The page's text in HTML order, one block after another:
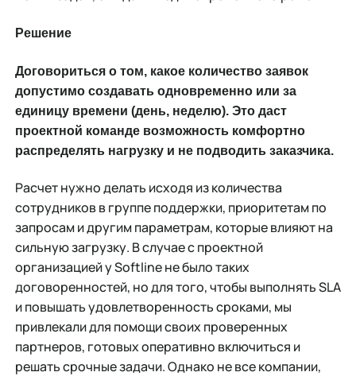
Решение
Договориться о том, какое количество заявок
допустимо создавать одновременно или за
единицу времени (день, неделю). Это даст
проектной команде возможность комфортно
распределять нагрузку и не подводить заказчика.
Расчет нужно делать исходя из количества
сотрудников в группе поддержки, приоритетам по
запросам и другим параметрам, которые влияют на
сильную загрузку. В случае с проектной
организацией у Softline не было таких
договоренностей, но для того, чтобы выполнять SLA
и повышать удовлетворенность сроками, мы
привлекали для помощи своих проверенных
партнеров, готовых оперативно включиться и
решать срочные задачи. Однако не все компании,